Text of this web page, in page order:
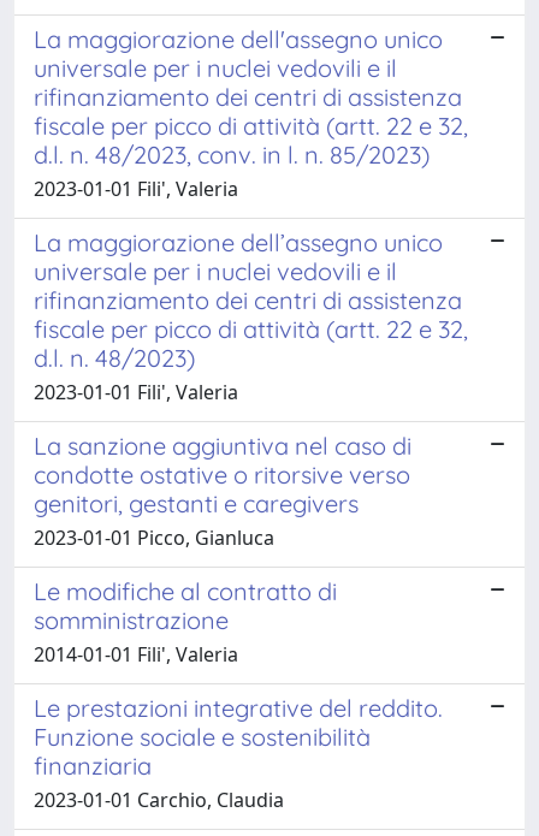
La maggiorazione dell'assegno unico
universale per i nuclei vedovili e il
rifinanziamento dei centri di assistenza
fiscale per picco di attività (artt. 22 e 32,
d.l. n. 48/2023, conv. in l. n. 85/2023)
2023-01-01 Fili', Valeria
La maggiorazione dell’assegno unico
universale per i nuclei vedovili e il
rifinanziamento dei centri di assistenza
fiscale per picco di attività (artt. 22 e 32,
d.l. n. 48/2023)
2023-01-01 Fili', Valeria
La sanzione aggiuntiva nel caso di
condotte ostative o ritorsive verso
genitori, gestanti e caregivers
2023-01-01 Picco, Gianluca
Le modifiche al contratto di
somministrazione
2014-01-01 Fili', Valeria
Le prestazioni integrative del reddito.
Funzione sociale e sostenibilità
finanziaria
2023-01-01 Carchio, Claudia